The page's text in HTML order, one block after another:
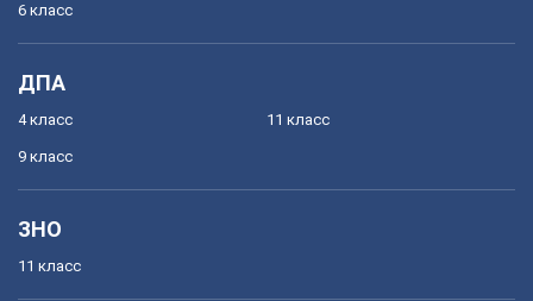
6 класс
ДПА
4 класс
9 класс
11 класс
ЗНО
11 класс